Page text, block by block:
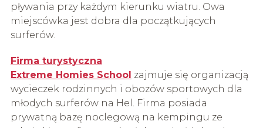
pływania przy każdym kierunku wiatru. Owa
miejscówka jest dobra dla początkujących
surferów.
Firma turystyczna
Extreme Homies School zajmuje się organizacją
wycieczek rodzinnych i obozów sportowych dla
młodych surferów na Hel. Firma posiada
prywatną bazę noclegową na kempingu ze